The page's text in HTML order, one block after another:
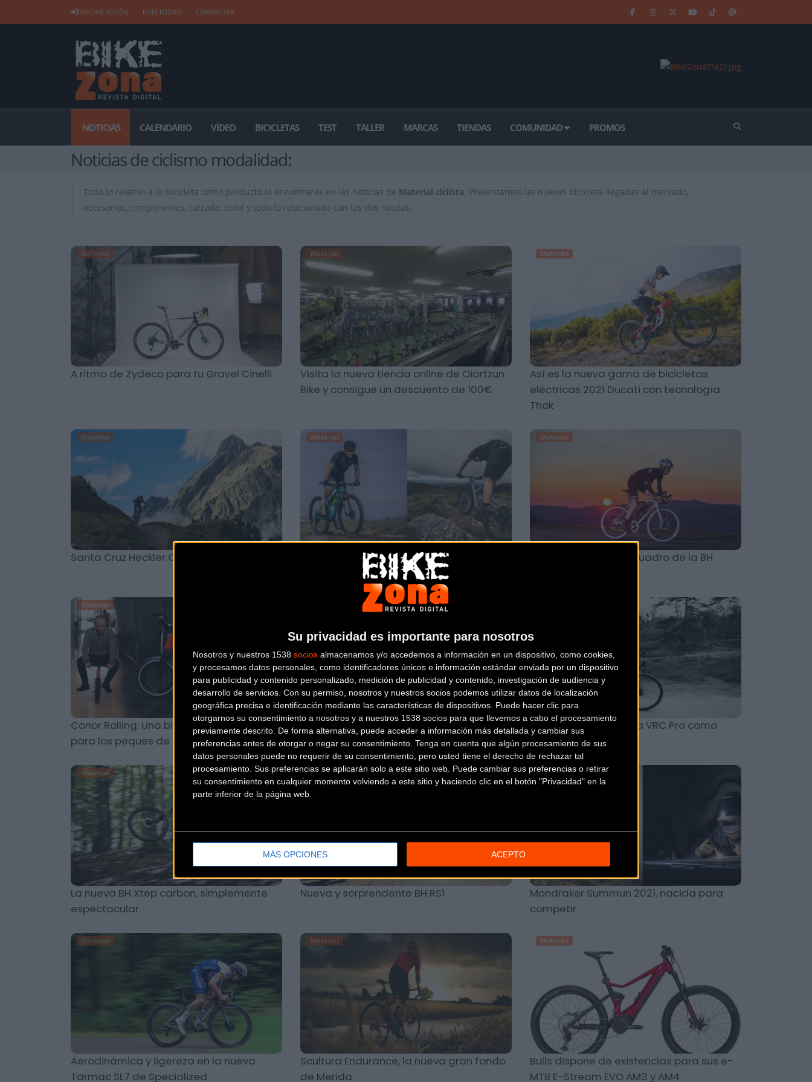
Su privacidad es importante para nosotros
Nosotros y nuestros 1538 socios almacenamos y/o accedemos a información en un dispositivo, como cookies,
y procesamos datos personales, como identificadores únicos e información estándar enviada por un dispositivo
para publicidad y contenido personalizado, medición de publicidad y contenido, investigación de audiencia y
desarrollo de servicios. Con su permiso, nosotros y nuestros socios podemos utilizar datos de localización
geográfica precisa e identificación mediante las características de dispositivos. Puede hacer clic para
otorgarnos su consentimiento a nosotros y a nuestros 1538 socios para que llevemos a cabo el procesamiento
previamente descrito. De forma alternativa, puede acceder a información más detallada y cambiar sus
preferencias antes de otorgar o negar su consentimiento. Tenga en cuenta que algún procesamiento de sus
datos personales puede no requerir de su consentimiento, pero usted tiene el derecho de rechazar tal
procesamiento. Sus preferencias se aplicarán solo a este sitio web. Puede cambiar sus preferencias o retirar
su consentimiento en cualquier momento volviendo a este sitio y haciendo clic en el botón "Privacidad" en la
parte inferior de la página web.
MÁS OPCIONES ACEPTO
INICIAR SESIÓN PUBLICIDAD CONTACTAR
NOTICIAS CALENDARIO VÍDEO BICICLETAS TEST TALLER MARCAS TIENDAS COMUNIDAD PROMOS
Noticias de ciclismo modalidad:
Todo lo relativo a la bicicleta como producto lo encontrarás en las noticias de Material ciclista. Presentamos las nuevas bicicleta llegadas al mercado,
accesorios, componentes, calzado, textil y todo lo relacionado con las dos ruedas.
Material
A ritmo de Zydeco para tu Gravel Cinelli
Material
Visita la nueva tienda online de Oiartzun
Bike y consigue un descuento de 100€
Material
Así es la nueva gama de bicicletas
eléctricas 2021 Ducati con tecnología
Thok
Material
Santa Cruz Heckler CC 8 y CC Lite MX 2021
Material
Nueva Merida Ninety-Six para XC y Trail
Material
750 g para el nuevo cuadro de la BH
Material
Conor Rolling: Una bicicleta de verdad
para los peques de la casa
“Aggressive”, así definen en Rotwild a su
R.E375
Votec define su nueva VRC Pro como
“Allroad”
Material
La nueva BH Xtep carbon, simplemente
espectacular
Material
Nueva y sorprendente BH RS1
Material
Mondraker Summun 2021, nacida para
competir
Material
Aerodinámica y ligereza en la nueva
Tarmac SL7 de Specialized
Material
Scultura Endurance, la nueva gran fondo
de Merida
Material
Bulls dispone de existencias para sus e-
MTB E-Stream EVO AM3 y AM4